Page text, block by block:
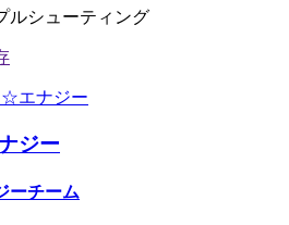
ルシューティング
ジー
ーチーム